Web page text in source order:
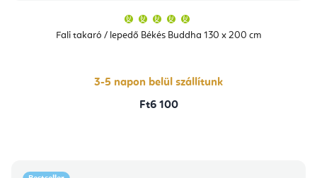
Fali takaró / lepedő Békés Buddha 130 x 200 cm
átlagos
értékelése
csillag.
3-5 napon belül szállítunk
Ft6 100